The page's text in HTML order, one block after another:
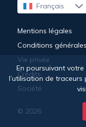
Français
English
Mentions légales
Conditions
Vie privée
Crédits
Société
© 2026
En poursuivant
l’utilisation de